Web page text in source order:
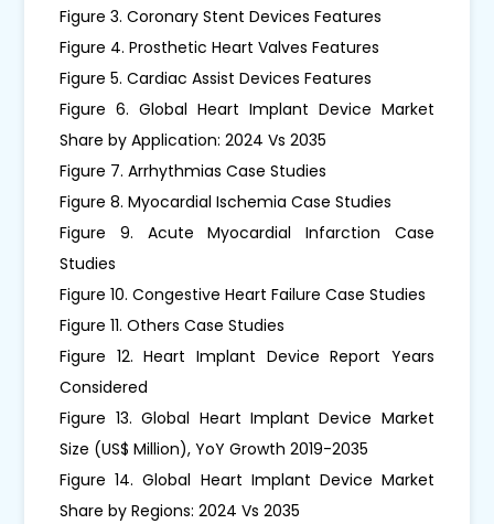
Figure 3. Coronary Stent Devices Features
Figure 4. Prosthetic Heart Valves Features
Figure 5. Cardiac Assist Devices Features
Figure 6. Global Heart Implant Device Market
Share by Application: 2024 Vs 2035
Figure 7. Arrhythmias Case Studies
Figure 8. Myocardial Ischemia Case Studies
Figure 9. Acute Myocardial Infarction Case
Studies
Figure 10. Congestive Heart Failure Case Studies
Figure 11. Others Case Studies
Figure 12. Heart Implant Device Report Years
Considered
Figure 13. Global Heart Implant Device Market
Size (US$ Million), YoY Growth 2019-2035
Figure 14. Global Heart Implant Device Market
Share by Regions: 2024 Vs 2035